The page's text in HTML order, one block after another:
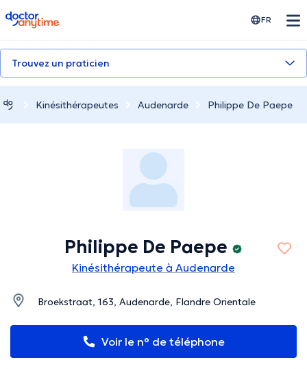
doctoranytime FR
Trouvez un praticien
Kinésithérapeutes Audenarde Philippe De Paepe
Philippe De Paepe
Kinésithérapeute à Audenarde
Broekstraat, 163, Audenarde, Flandre Orientale
Voir le n° de téléphone